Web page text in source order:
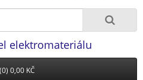
elektromateriálu
(0) 0,00 KČ